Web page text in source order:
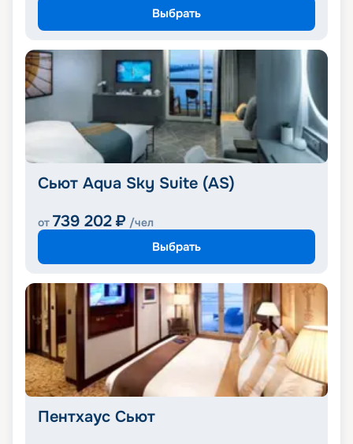
Выбрать
Сьют Aqua Sky Suite (AS)
от 739 202 ₽ /чел
Выбрать
Пентхаус Сьют